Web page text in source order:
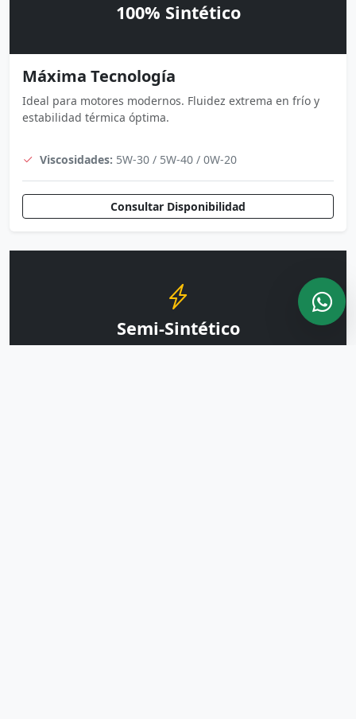
100% Sintético
Máxima Tecnología
Ideal para motores modernos. Fluidez extrema en frío y
estabilidad térmica óptima.
Viscosidades: 5W-30 / 5W-40 / 0W-20
Consultar Disponibilidad
Semi-Sintético